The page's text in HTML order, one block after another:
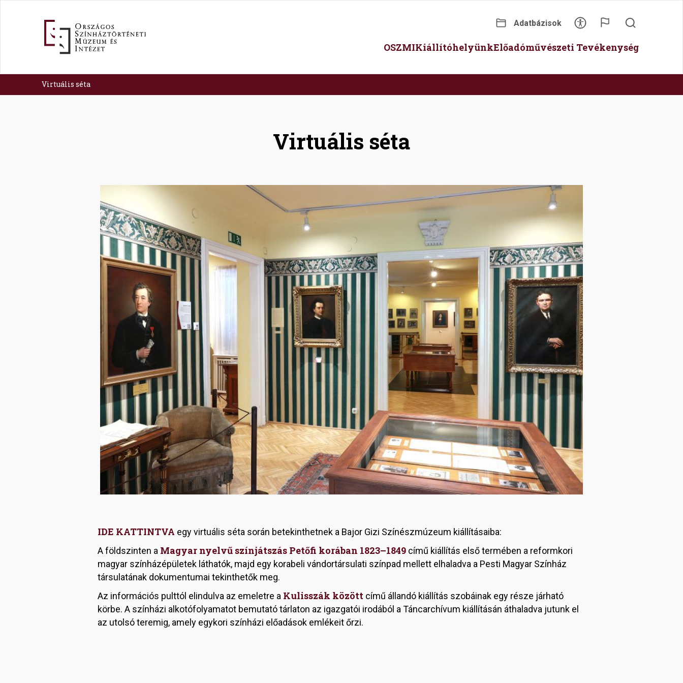
menu
Adatbázisok
Main
OSZMIKiállítóhelyünkElőadóművészeti Tevékenység
Virtuális séta
Virtuális séta
IDE KATTINTVA egy virtuális séta során betekinthetnek a Bajor Gizi Színészmúzeum kiállításaiba:
A földszinten a Magyar nyelvű színjátszás Petőfi korában 1823–1849 című kiállítás első termében a reformkori
magyar színházépületek láthatók, majd egy korabeli vándortársulati színpad mellett elhaladva a Pesti Magyar Színház
társulatának dokumentumai tekinthetők meg.
Az információs pulttól elindulva az emeletre a Kulisszák között című állandó kiállítás szobáinak egy része járható
körbe. A színházi alkotófolyamatot bemutató tárlaton az igazgatói irodából a Táncarchívum kiállításán áthaladva jutunk el
az utolsó teremig, amely egykori színházi előadások emlékeit őrzi.